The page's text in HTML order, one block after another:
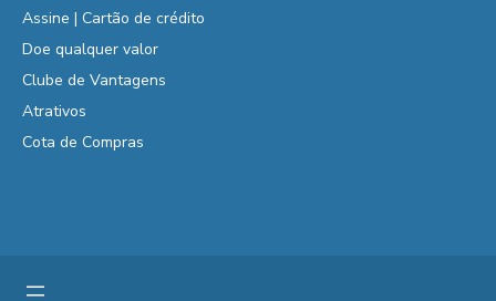
Assine | Cartão de crédito
Doe qualquer valor
Clube de Vantagens
Atrativos
Cota de Compras